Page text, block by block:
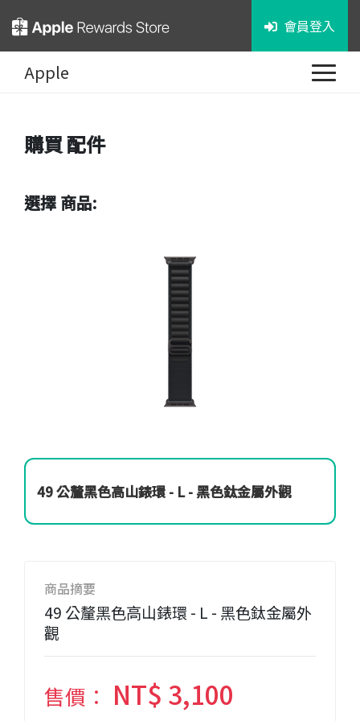
會員登入
Apple
購買配件
選擇 商品:
49 公釐黑色高山錶環 - L - 黑色鈦金屬外觀
商品摘要
49 公釐黑色高山錶環 - L - 黑色鈦金屬外
觀
售價： NT$ 3,100